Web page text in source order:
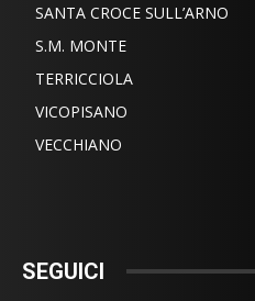
SANTA CROCE SULL’ARNO
S.M. MONTE
TERRICCIOLA
VICOPISANO
VECCHIANO
SEGUICI